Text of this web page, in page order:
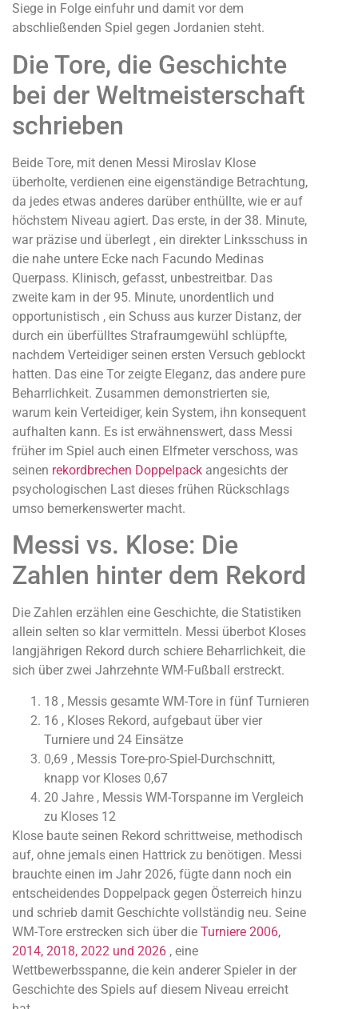
Siege in Folge einfuhr und damit vor dem
abschließenden Spiel gegen Jordanien steht.
Die Tore, die Geschichte
bei der Weltmeisterschaft
schrieben
Beide Tore, mit denen Messi Miroslav Klose
überholte, verdienen eine eigenständige Betrachtung,
da jedes etwas anderes darüber enthüllte, wie er auf
höchstem Niveau agiert. Das erste, in der 38. Minute,
war präzise und überlegt , ein direkter Linksschuss in
die nahe untere Ecke nach Facundo Medinas
Querpass. Klinisch, gefasst, unbestreitbar. Das
zweite kam in der 95. Minute, unordentlich und
opportunistisch , ein Schuss aus kurzer Distanz, der
durch ein überfülltes Strafraumgewühl schlüpfte,
nachdem Verteidiger seinen ersten Versuch geblockt
hatten. Das eine Tor zeigte Eleganz, das andere pure
Beharrlichkeit. Zusammen demonstrierten sie,
warum kein Verteidiger, kein System, ihn konsequent
aufhalten kann. Es ist erwähnenswert, dass Messi
früher im Spiel auch einen Elfmeter verschoss, was
seinen rekordbrechen Doppelpack angesichts der
psychologischen Last dieses frühen Rückschlags
umso bemerkenswerter macht.
Messi vs. Klose: Die
Zahlen hinter dem Rekord
Die Zahlen erzählen eine Geschichte, die Statistiken
allein selten so klar vermitteln. Messi überbot Kloses
langjährigen Rekord durch schiere Beharrlichkeit, die
sich über zwei Jahrzehnte WM-Fußball erstreckt.
18 , Messis gesamte WM-Tore in fünf Turnieren
16 , Kloses Rekord, aufgebaut über vier
Turniere und 24 Einsätze
0,69 , Messis Tore-pro-Spiel-Durchschnitt,
knapp vor Kloses 0,67
20 Jahre , Messis WM-Torspanne im Vergleich
zu Kloses 12
Klose baute seinen Rekord schrittweise, methodisch
auf, ohne jemals einen Hattrick zu benötigen. Messi
brauchte einen im Jahr 2026, fügte dann noch ein
entscheidendes Doppelpack gegen Österreich hinzu
und schrieb damit Geschichte vollständig neu. Seine
WM-Tore erstrecken sich über die Turniere 2006,
2014, 2018, 2022 und 2026 , eine
Wettbewerbsspanne, die kein anderer Spieler in der
Geschichte des Spiels auf diesem Niveau erreicht